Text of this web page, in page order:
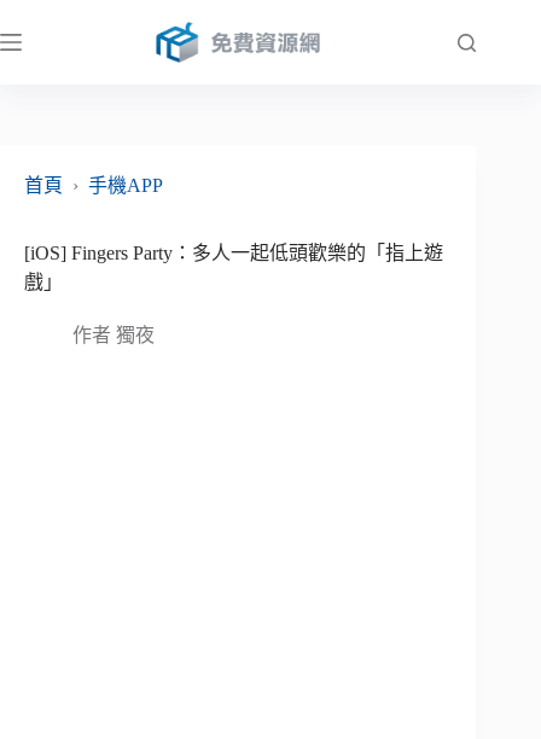
至
首頁
› 手機APP
[iOS] Fingers Party：多人一起低頭歡樂的「指上遊
戲」
作者 獨夜